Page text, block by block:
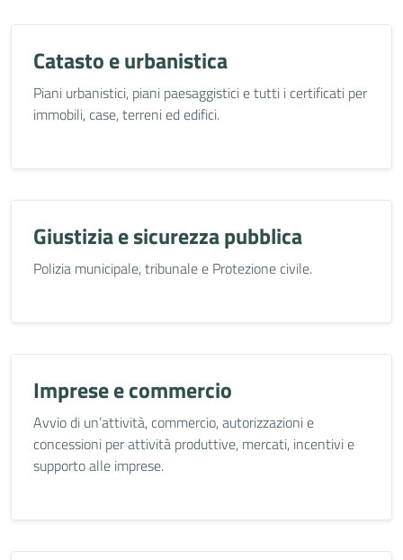
Catasto e urbanistica
Piani urbanistici, piani paesaggistici e tutti i certificati per
immobili, case, terreni ed edifici.
Giustizia e sicurezza pubblica
Polizia municipale, tribunale e Protezione civile.
Imprese e commercio
Avvio di un’attività, commercio, autorizzazioni e
concessioni per attività produttive, mercati, incentivi e
supporto alle imprese.